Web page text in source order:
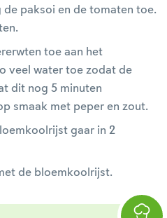
paksoi en de tomaten toe.
toe aan het
veel water toe zodat de
dit nog 5 minuten
smaak met peper en zout.
gaar in 2
de bloemkoolrijst.